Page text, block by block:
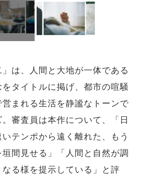
は、人間と大地が一体である
タイトルに掲げ、都市の喧騒
まれる生活を静謐なトーンで
審査員は本作について、「日
テンポから遠く離れた、もう
間見せる」「人間と自然が調
る様を提示している」と評